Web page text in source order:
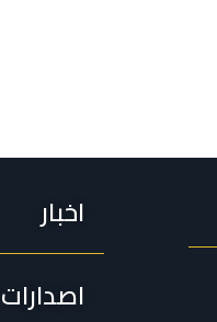
اخبار
اصدارات